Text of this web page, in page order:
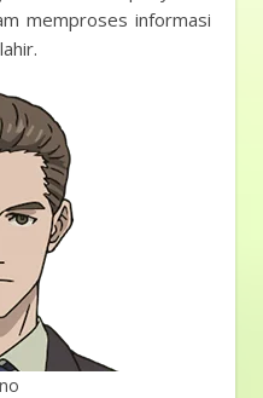
memproses informasi